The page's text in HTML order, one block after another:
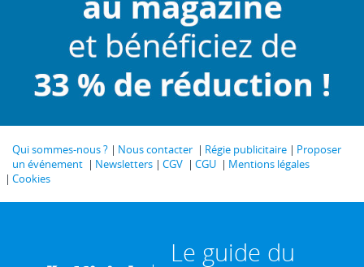
Qui sommes-nous ? Nous contacter Régie publicitaire
Proposer
un événement
Newsletters CGV CGU
Mentions légales
Cookies
Le guide du